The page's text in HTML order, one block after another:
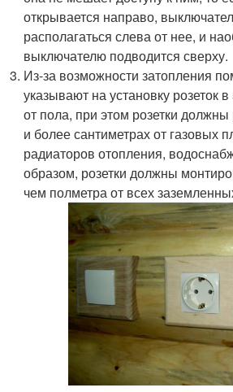
открывается направо,
располагаться слева от нее, и
выключателю подводится сверху.
Из-за возможности затопления
указывают на установку розеток
от пола, при этом розетки должны
и более сантиметрах от газовых
радиаторов отопления,
образом, розетки должны
чем полметра от всех